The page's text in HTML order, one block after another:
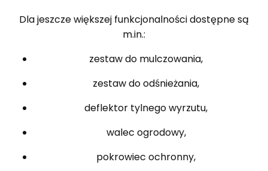
Dla jeszcze większej funkcjonalności dostępne są
m.in.:
zestaw do mulczowania,
zestaw do odśnieżania,
deflektor tylnego wyrzutu,
walec ogrodowy,
pokrowiec ochronny,